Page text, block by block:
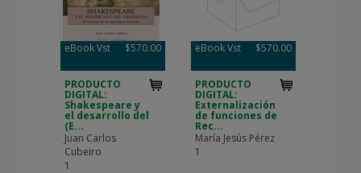
eBook Vst $570.00
PRODUCTO
DIGITAL:
Shakespeare y
el desarrollo del
(E...
Juan Carlos
Cubeiro
1
eBook Vst $570.00
PRODUCTO
DIGITAL:
Externalización
de funciones de
Rec...
María Jesús Pérez
1